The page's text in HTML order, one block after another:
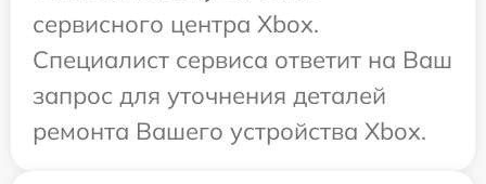
сервисного центра Xbox.
Специалист сервиса ответит на Ваш
запрос для уточнения деталей
ремонта Вашего устройства Xbox.